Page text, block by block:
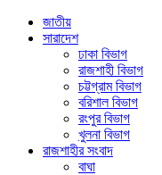
জাতীয়
সারাদেশ
ঢাকা বিভাগ
রাজশাহী বিভাগ
চট্টগ্রাম বিভাগ
বরিশাল বিভাগ
রংপুর বিভাগ
খুলনা বিভাগ
রাজশাহীর সংবাদ
বাঘা